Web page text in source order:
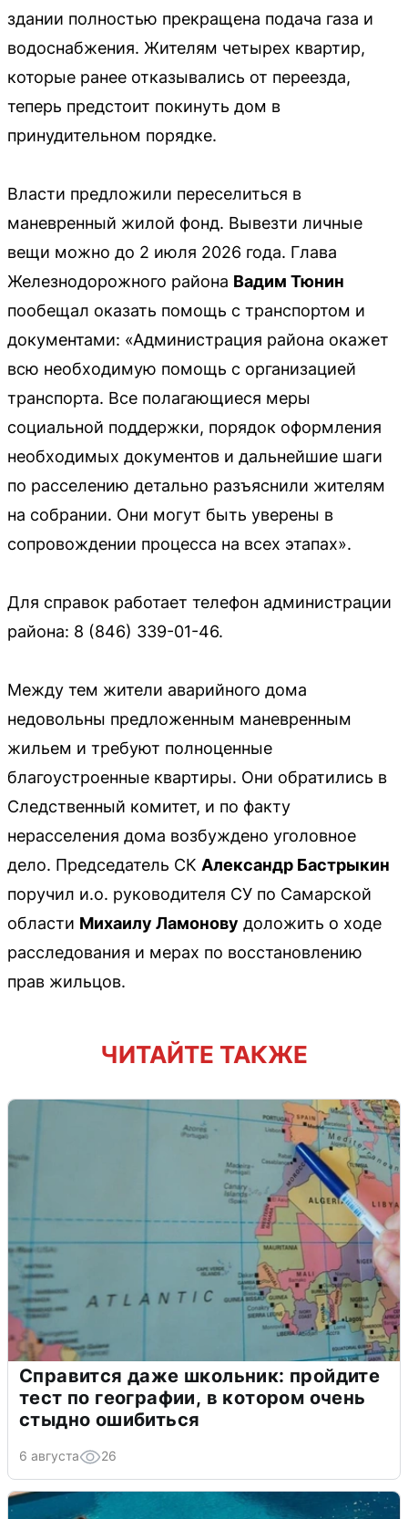
здании полностью прекращена подача газа и
водоснабжения. Жителям четырех квартир,
которые ранее отказывались от переезда,
теперь предстоит покинуть дом в
принудительном порядке.
Власти предложили переселиться в
маневренный жилой фонд. Вывезти личные
вещи можно до 2 июля 2026 года. Глава
Железнодорожного района Вадим Тюнин
пообещал оказать помощь с транспортом и
документами: «Администрация района окажет
всю необходимую помощь с организацией
транспорта. Все полагающиеся меры
социальной поддержки, порядок оформления
необходимых документов и дальнейшие шаги
по расселению детально разъяснили жителям
на собрании. Они могут быть уверены в
сопровождении процесса на всех этапах».
Для справок работает телефон администрации
района: 8 (846) 339-01-46.
Между тем жители аварийного дома
недовольны предложенным маневренным
жильем и требуют полноценные
благоустроенные квартиры. Они обратились в
Следственный комитет, и по факту
нерасселения дома возбуждено уголовное
дело. Председатель СК Александр Бастрыкин
поручил и.о. руководителя СУ по Самарской
области Михаилу Ламонову доложить о ходе
расследования и мерах по восстановлению
прав жильцов.
ЧИТАЙТЕ ТАКЖЕ
Справится даже школьник: пройдите
тест по географии, в котором очень
стыдно ошибиться
6 августа 26